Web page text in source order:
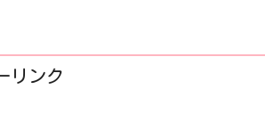
リンク